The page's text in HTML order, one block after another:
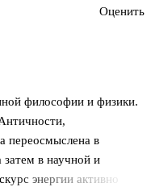
философии и физики.
переосмыслена в
затем в научной и
энергии активно
Оценить